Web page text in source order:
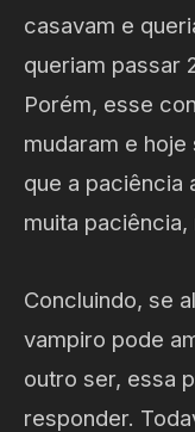
casavam e
queriam passar
Porém, esse
mudaram e
que a
muita paciência,
Concluindo, se
vampiro pode
outro ser, essa
responder.